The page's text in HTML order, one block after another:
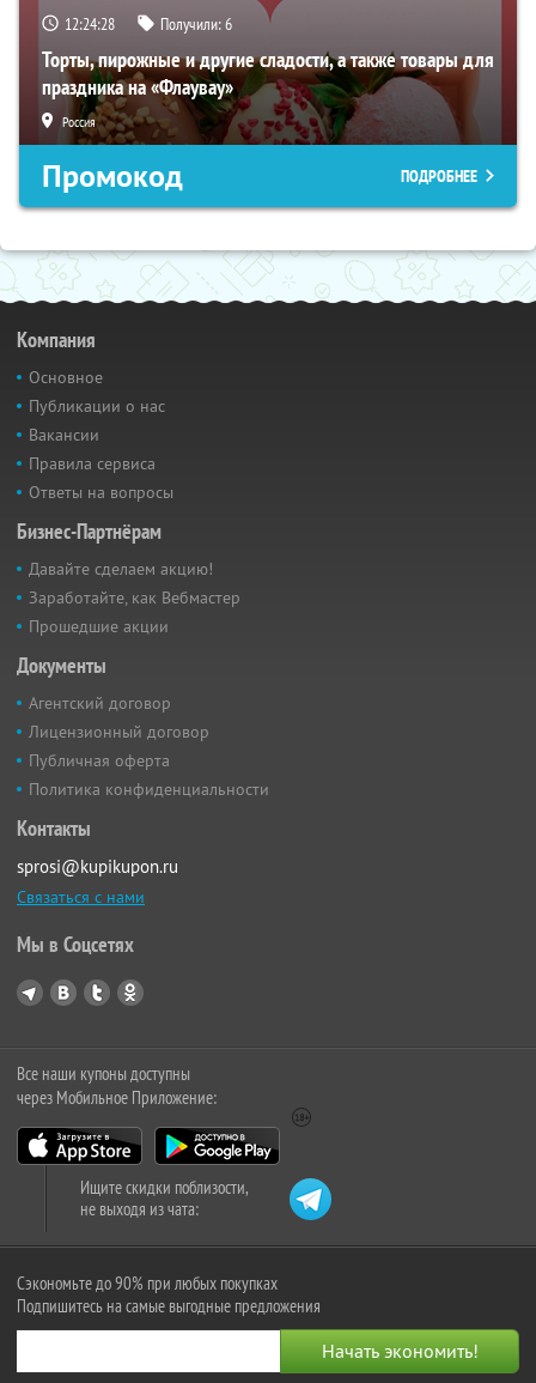
12:24:27 Получили:6
Торты, пирожные и другие сладости, а также товары для
праздника на «Флаувау»
Россия
Промокод ПОДРОБНЕЕ
Компания
Основное
Публикации о нас
Вакансии
Правила сервиса
Ответы на вопросы
Бизнес-Партнёрам
Давайте сделаем акцию!
Заработайте, как Вебмастер
Прошедшие акции
Документы
Агентский договор
Лицензионный договор
Публичная оферта
Политика конфиденциальности
Контакты
sprosi@kupikupon.ru
Связаться с нами
Мы в Соцсетях
Все наши купоны доступны
через Мобильное Приложение:
Ищите скидки поблизости,
не выходя из чата:
Сэкономьте до 90% при любых покупках
Подпишитесь на самые выгодные предложения